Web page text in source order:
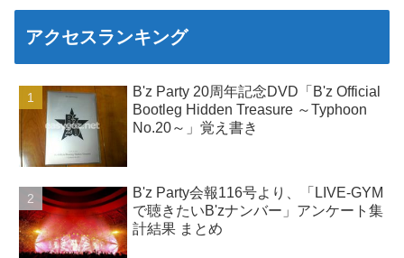
アクセスランキング
B'z Party 20周年記念DVD「B'z Official
Bootleg Hidden Treasure ～Typhoon
No.20～」覚え書き
B'z Party会報116号より、「LIVE-GYM
で聴きたいB'zナンバー」アンケート集
計結果 まとめ